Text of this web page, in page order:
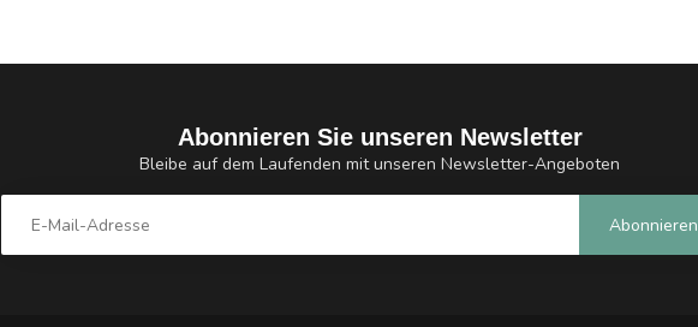
Abonnieren Sie unseren Newsletter
Bleibe auf dem Laufenden mit unseren Newsletter-Angeboten
Abonnieren